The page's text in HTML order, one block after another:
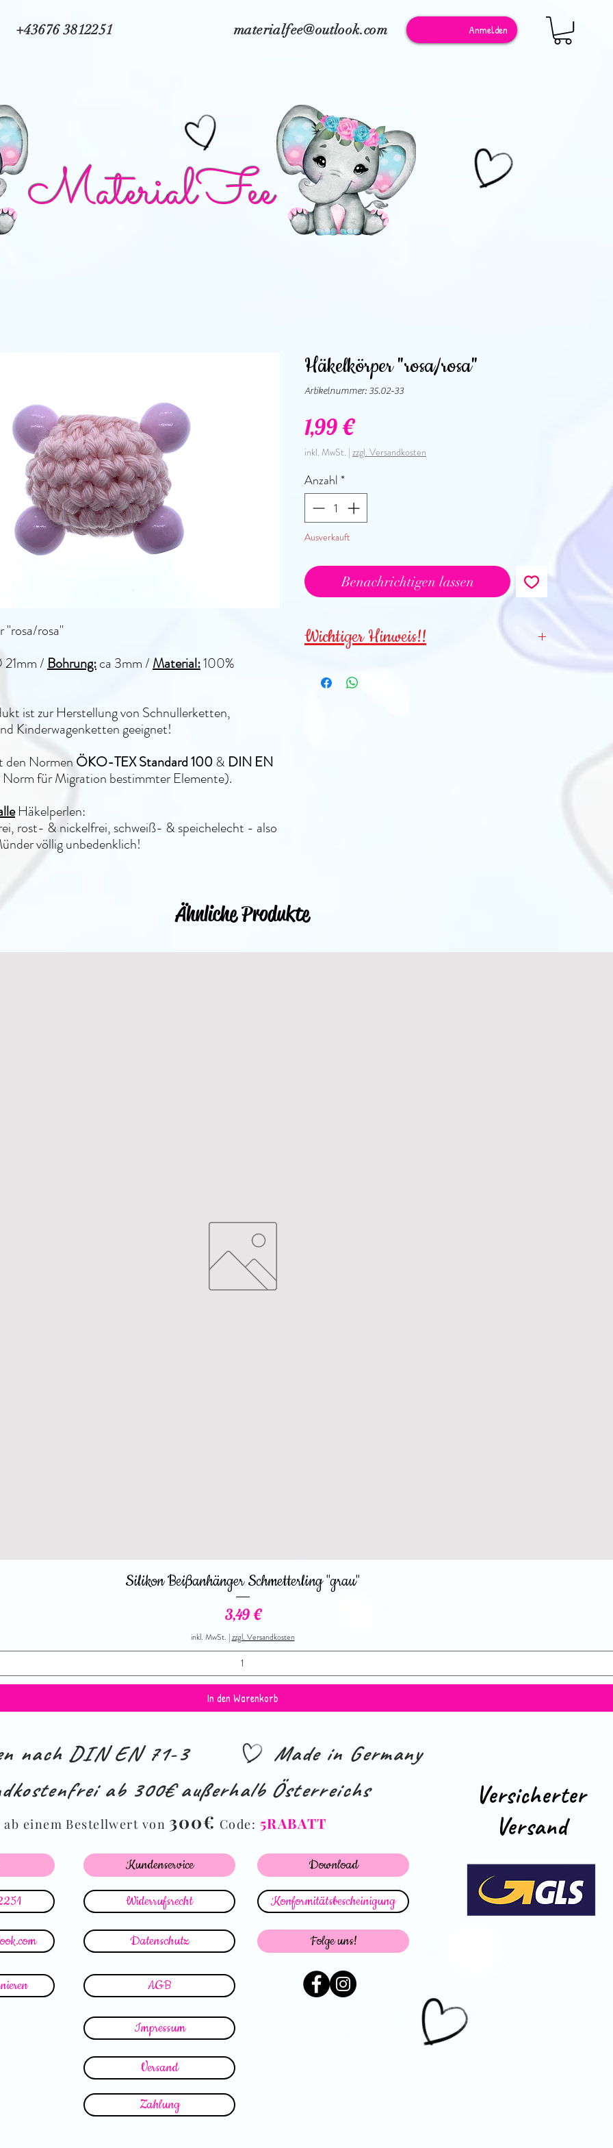
+43676 3812251 materialfee@outlook.com Anmelden
MaterialFee
"rosa/rosa"
21mm/Bohrung:ca 3mm /Material:100%
ist zur Herstellung von Schnullerketten,
Kinderwagenketten geeignet!
den Normen ÖKO-TEX Standard 100& DIN EN
für Migration bestimmter Elemente).
Häkelperlen:
rost- & nickelfrei, schweiß- & speichelecht - also
völlig unbedenklich!
Häkelkörper "rosa/rosa"
Artikelnummer: 35.02-33
1,99 €Preis
inkl. MwSt. | zzgl. Versandkosten
Anzahl*
Ausverkauft
Benachrichtigen lassen
Wichtiger Hinweis!!
unter 3 Jahren NICHT geeignet
Ähnliche Produkte
Silikon Beißanhänger Schmetterling "grau"
Preis
3,49 €
inkl. MwSt. |zzgl. Versandkosten
In den Warenkorb
nach DIN EN 71-3
Made in Germany
ab 300€ außerhalb Österreichs
ab einem Bestellwert von 300€ Code: 5RABATT
Kundenservice
Widerrufsrecht
Datenschutz
Download
Konformitätsbescheinigung
Folge uns!
Versicherter
Versand
AGB
Impressum
Versand
Zahlung